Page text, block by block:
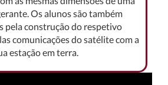
Os alunos são também
pela construção do respetivo
comunicações do satélite com a
estação em terra.